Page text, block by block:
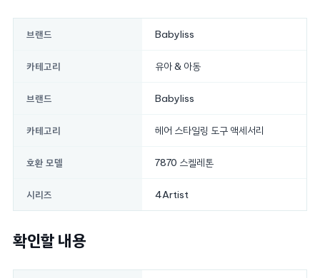
브랜드 Babyliss
카테고리 유아 & 아동
브랜드 Babyliss
카테고리 헤어 스타일링 도구 액세서리
호환 모델 7870 스켈레톤
시리즈 4Artist
확인할 내용